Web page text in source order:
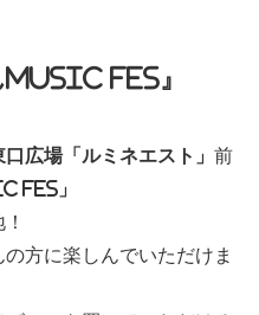
FES』
広場「ルミネエスト」 前
FES」
方に楽しんでいただけま